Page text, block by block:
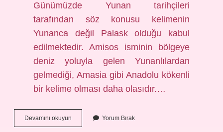
Günümüzde Yunan tarihçileri
tarafından söz konusu kelimenin
Yunanca değil Palask olduğu kabul
edilmektedir. Amisos isminin bölgeye
deniz yoluyla gelen Yunanlılardan
gelmediği, Amasia gibi Anadolu kökenli
bir kelime olması daha olasıdır.…
Devamını okuyun Samsunun
Özel
Yorum Bırak